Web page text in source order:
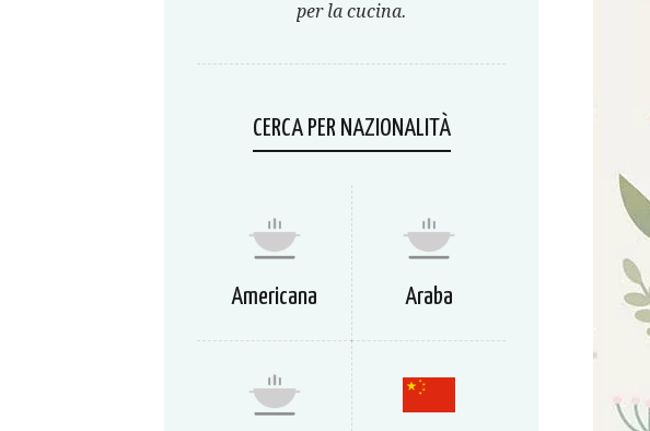
per la cucina.
CERCA PER NAZIONALITÀ
Americana Araba